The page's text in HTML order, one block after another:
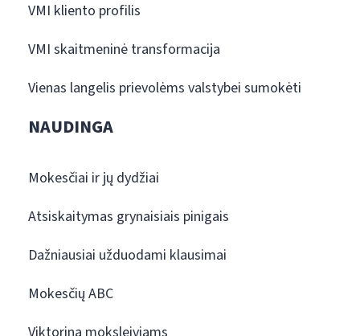
VMI kliento profilis
VMI skaitmeninė transformacija
Vienas langelis prievolėms valstybei sumokėti
NAUDINGA
Mokesčiai ir jų dydžiai
Atsiskaitymas grynaisiais pinigais
Dažniausiai užduodami klausimai
Mokesčių ABC